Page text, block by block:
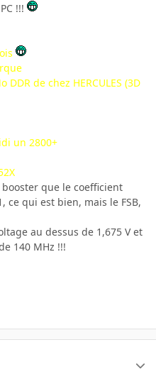
!!!
DDR de chez HERCULES (3D
un 2800+
que le coefficient
qui est bien, mais le FSB,
au dessus de 1,675 V et
140 MHz !!!